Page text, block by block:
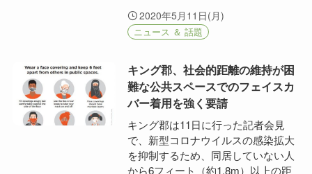
2020年5月11日(月)
ニュース ＆ 話題
キング郡、社会的距離の維持が困
難な公共スペースでのフェイスカ
バー着用を強く要請
キング郡は11日に行った記者会見
で、新型コロナウイルスの感染拡大
を抑制するため、同居していない人
から6フィート（約1.8m）以上の距